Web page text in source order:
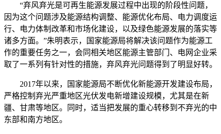
“弃风弃光是可再生能源发展过程中出现的阶段性问题，
因为这个问题涉及能源结构调整、能源优化布局、电力调度运
行、电力体制改革和市场化建设，以及绿色能源发展的落实等
诸多方面。”朱明表示，国家能源局将解决该问题作为能源工
作的重要任务之一，会同相关地区能源主管部门、电网企业采
取了一系列有针对性的措施，弃风弃光问题得到了明显好转。
2017年以来，国家能源局不断优化新能源开发建设布局，
严格控制弃光严重地区光伏发电新增建设规模，尤其是在新
疆、甘肃等地区。同时，适当把发展的重心转移到不弃光的中
东部和南方地区。